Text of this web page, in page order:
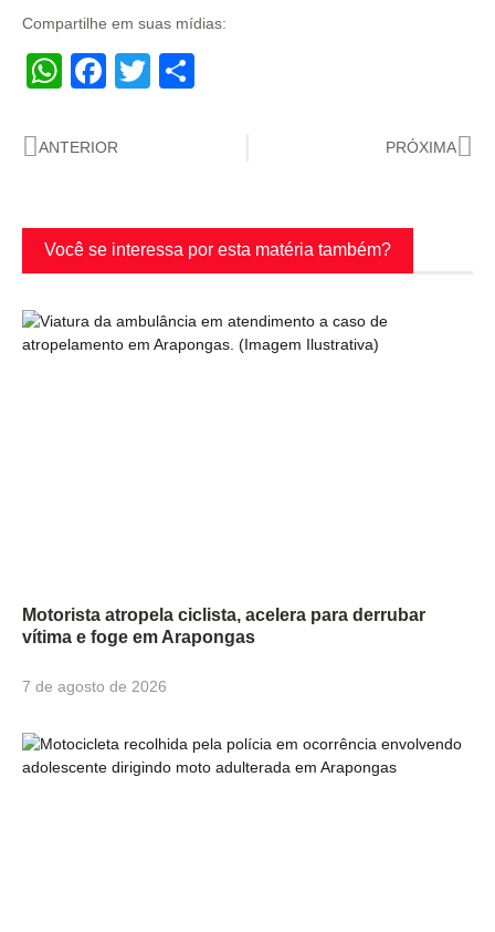
Compartilhe em suas mídias:
WhatsApp
Facebook
Twitter
ANTERIOR PRÓXIMA
Você se interessa por esta matéria também?
Motorista atropela ciclista, acelera para derrubar
vítima e foge em Arapongas
7 de agosto de 2026